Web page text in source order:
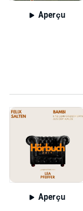
Aperçu
Aperçu